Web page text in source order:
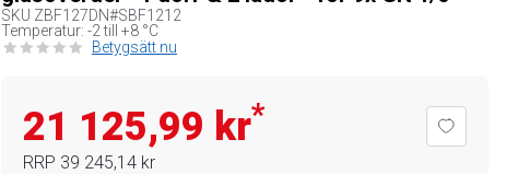
SKU ZBF127DN#SBF1212
Temperatur: -2 till +8 °C
Betygsätt nu
21 125,99 kr*
RRP 39 245,14 kr